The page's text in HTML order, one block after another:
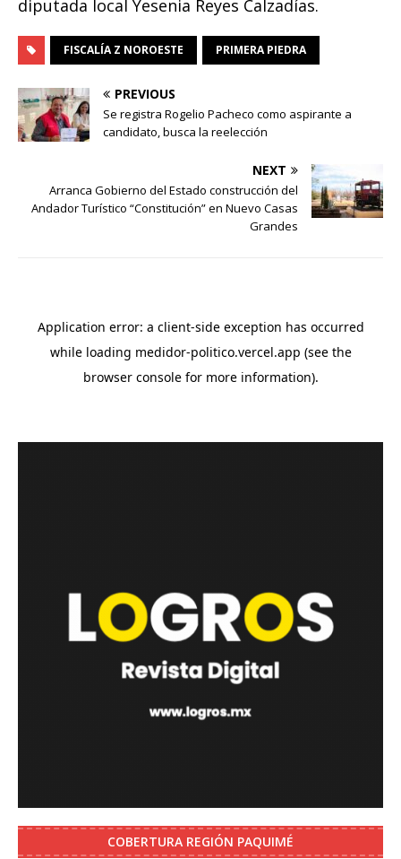
diputada local Yesenia Reyes Calzadías.
FISCALÍA Z NOROESTE PRIMERA PIEDRA
PREVIOUS
Se registra Rogelio Pacheco como aspirante a
candidato, busca la reelección
NEXT
Arranca Gobierno del Estado construcción del
Andador Turístico “Constitución” en Nuevo Casas
Grandes
COBERTURA REGIÓN PAQUIMÉ